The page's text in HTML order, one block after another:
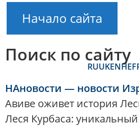
Начало сайта
Поиск по сайту
RUUKENHE
НАновости — новости
Авиве оживет история
Леся Курбаса: уникальный